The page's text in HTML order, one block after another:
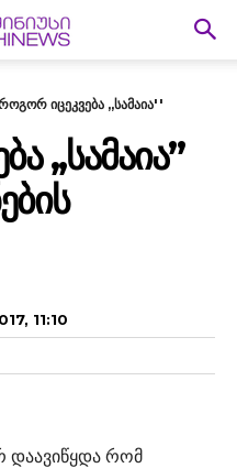
იცეკვება ,,სამაია''
,,ᲡᲐᲛᲐᲘᲐ”
11:10
დაავიწყდა რომ